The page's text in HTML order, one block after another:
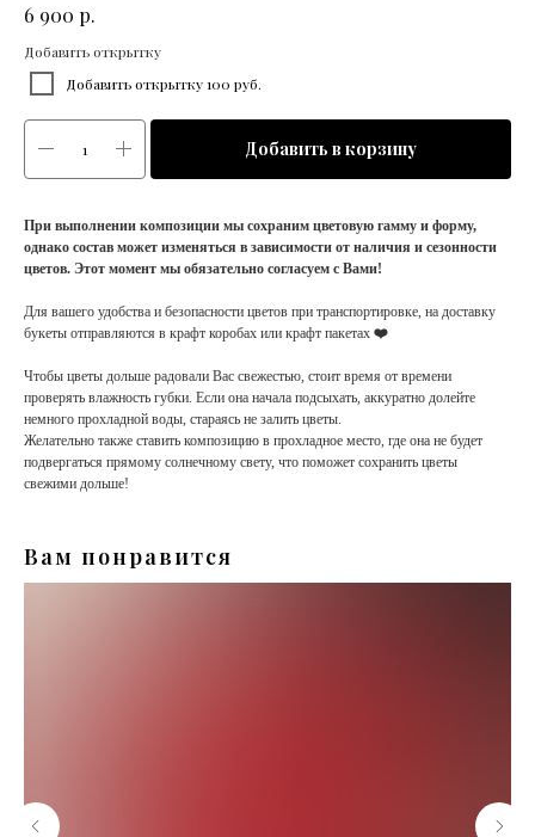
6 900 р.
Добавить открытку
Добавить открытку 100 руб.
Добавить в корзину
При выполнении композиции мы сохраним цветовую гамму и форму,
однако состав может изменяться в зависимости от наличия и сезонности
цветов. Этот момент мы обязательно согласуем с Вами!
Для вашего удобства и безопасности цветов при транспортировке, на доставку
букеты отправляются в крафт коробах или крафт пакетах ❤️
Чтобы цветы дольше радовали Вас свежестью, стоит время от времени
проверять влажность губки. Если она начала подсыхать, аккуратно долейте
немного прохладной воды, стараясь не залить цветы.
Желательно также ставить композицию в прохладное место, где она не будет
подвергаться прямому солнечному свету, что поможет сохранить цветы
свежими дольше!
Вам понравится